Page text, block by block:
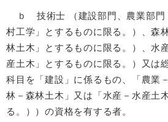
ｂ 技術士 （建設部門、農業部門
村工学」とするものに限る。）、森
林土木」とするものに限る。）、水
産土木」とするものに限る。）又は
科目を「建設」に係るもの、「農業
林－森林土木」又は「水産－水産土
る。））の資格を有する者。